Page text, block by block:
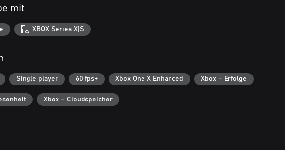
mit
XBOX Series X|S
Single player 60 fps+ Xbox One X Enhanced Xbox – Erfolge
Xbox – Cloudspeicher